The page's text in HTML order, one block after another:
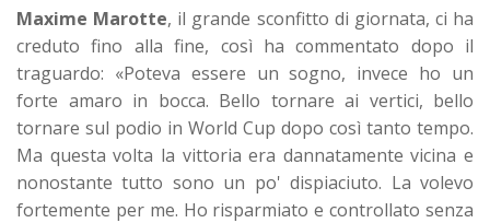
Maxime Marotte, il grande sconfitto di giornata, ci ha
creduto fino alla fine, così ha commentato dopo il
traguardo: «Poteva essere un sogno, invece ho un
forte amaro in bocca. Bello tornare ai vertici, bello
tornare sul podio in World Cup dopo così tanto tempo.
Ma questa volta la vittoria era dannatamente vicina e
nonostante tutto sono un po' dispiaciuto. La volevo
fortemente per me. Ho risparmiato e controllato senza